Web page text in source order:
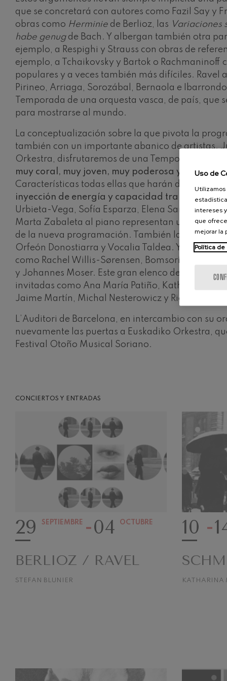
que se concretará con autores como Fazil Say y
obras como Herminie de Berlioz, las Variaciones
habe genugde Bach. Y albergan también otra
ejemplo, a Respighi y Strauss con obras de
ejemplo, a Tchaikovsky y Bartok o Rachmaninoff
populares y a veces también más difíciles. Ravel
Pirineo, Arriaga, Sorozábal, Bernaola e
Temporada de una orquesta vasca, de país, que
para mostrarse al mundo.
La conceptualización sobre la que pivota la
también con un importante abanico de artistas.
Orkestra, disfrutaremos de una Temporada con
muy coral, muy joven, muy poderosa y con
Características todas ellas que harán de cada
inyección de energía y capacidad
Urbieta-Vega, Sofía Esparza, Elena Sancho
Marta Zabaleta al piano representan una buena
de la nueva programación. También las voces
Orfeón Donostiarra y Vocalia Taldea. Y las
como Rachel Willis-Sørensen, Bomsori, Camille
y Johannes Moser. Este gran elenco de artistas
invitadas como Ana María Patiño, Katharina
Jaime Martín, Michal Nesterowicz y Riccardo
L’Auditori de Barcelona, en intercambio con su
nuevamente las puertas a Euskadiko Orkestra,
Festival Otoño Musical Soriano.
CONCIERTOS Y ENTRADAS
29 SEPTIEMBRE 04 OCTUBRE
BERLIOZ / RAVEL
STEFAN BLUNIER
10
KATHARINA
Uso de
Utilizamos
intereses
que
mejorar la
Política de